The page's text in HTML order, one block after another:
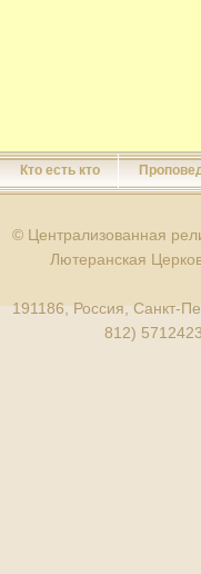
Кто есть кто
© Централизованная
Лютеранская
191186, Россия, Санкт-
812)